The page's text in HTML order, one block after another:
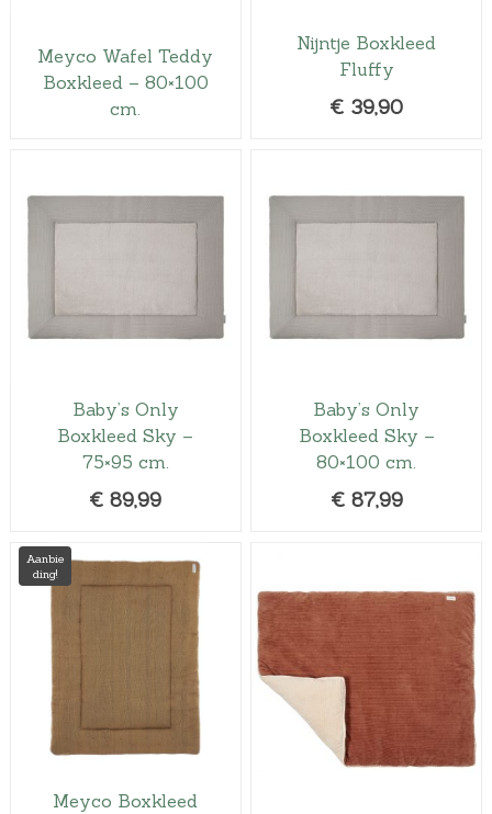
Meyco Wafel Teddy
Boxkleed – 80×100
cm.
Nijntje Boxkleed
Fluffy
€ 39,90
Baby’s Only
Boxkleed Sky –
75×95 cm.
€ 89,99
Baby’s Only
Boxkleed Sky –
80×100 cm.
€ 87,99
Aanbie
ding!
Meyco Boxkleed